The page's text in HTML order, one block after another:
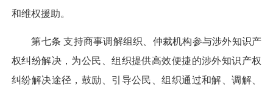
和维权援助。
第七条 支持商事调解组织、仲裁机构参与涉外知识产
权纠纷解决，为公民、组织提供高效便捷的涉外知识产权
纠纷解决途径，鼓励、引导公民、组织通过和解、调解、